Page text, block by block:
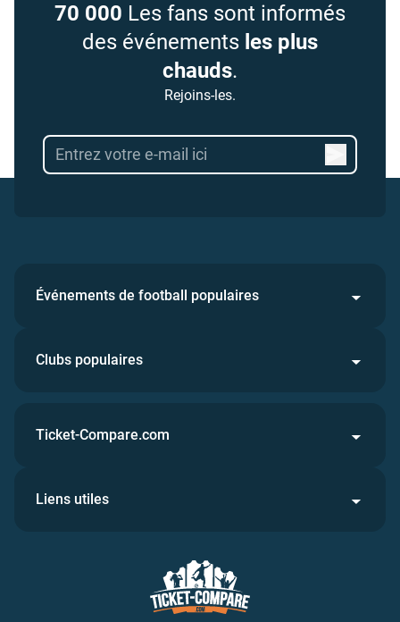
70 000 Les fans sont informés
des événements les plus
chauds.
Rejoins-les.
Événements de football populaires
Clubs populaires
Ticket-Compare.com
Liens utiles